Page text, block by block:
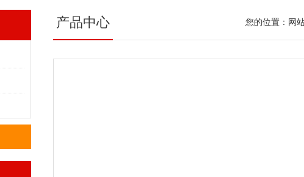
产品中心 您的位置： 网